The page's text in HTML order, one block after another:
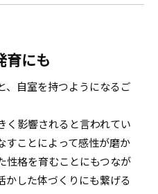
育にも
、自室を持つようになるご
く影響されると言われてい
すことによって感性が磨か
性格を育むことにもつなが
かした体づくりにも繋げる